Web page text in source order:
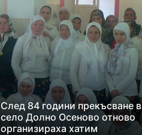
След 84 години прекъсване в
село Долно Осеново отново
организираха хатим